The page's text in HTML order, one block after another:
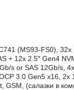
(MS93-FS0), 32x
+ 12x 2.5″ Gen4
s or SAS 12Gb/s,
3.0 Gen5 x16, 2x
GSM, (салазки в